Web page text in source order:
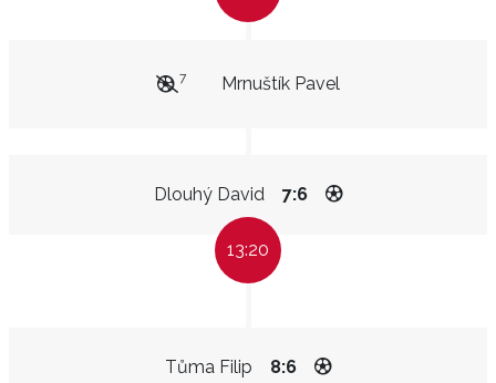
Mrnuštík Pavel
7
Dlouhý David 7:6
13:20
Tůma Filip 8:6